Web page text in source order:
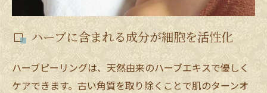
ハーブに含まれる成分が細胞を活性化
ハーブピーリングは、天然由来のハーブエキスで優しく
ケアできます。古い角質を取り除くことで肌のターンオ